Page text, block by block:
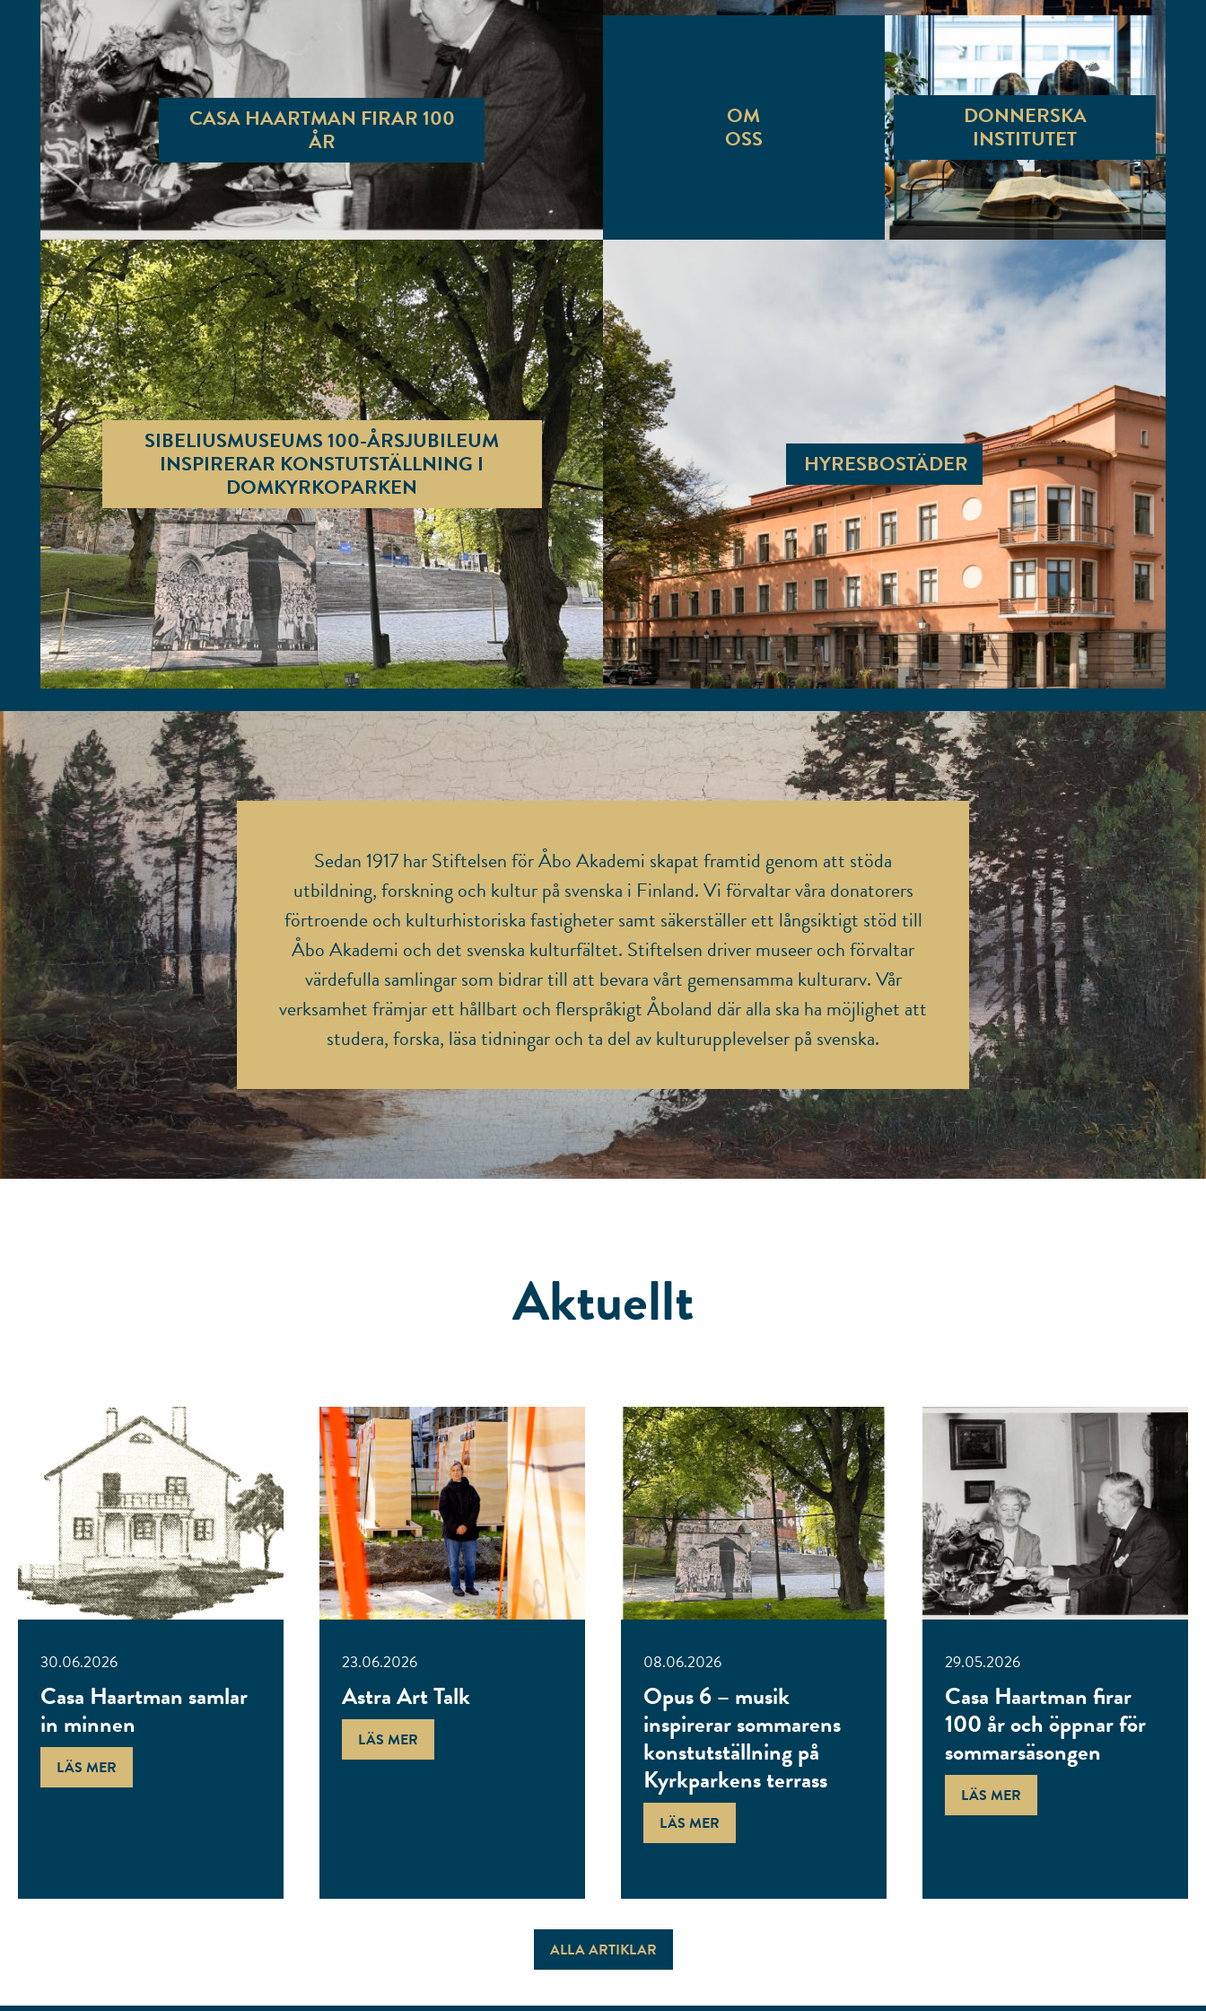
CASA HAARTMAN FIRAR 100
ÅR
OM
OSS
DONNERSKA
INSTITUTET
SIBELIUSMUSEUMS 100-ÅRSJUBILEUM
INSPIRERAR KONSTUTSTÄLLNING I
DOMKYRKOPARKEN
HYRESBOSTÄDER
Sedan 1917 har Stiftelsen för Åbo Akademi skapat framtid genom att stöda
utbildning, forskning och kultur på svenska i Finland. Vi förvaltar våra donatorers
förtroende och kulturhistoriska fastigheter samt säkerställer ett långsiktigt stöd till
Åbo Akademi och det svenska kulturfältet. Stiftelsen driver museer och förvaltar
värdefulla samlingar som bidrar till att bevara vårt gemensamma kulturarv. Vår
verksamhet främjar ett hållbart och flerspråkigt Åboland där alla ska ha möjlighet att
studera, forska, läsa tidningar och ta del av kulturupplevelser på svenska.
Aktuellt
30.06.2026
Casa Haartman samlar
in minnen
LÄS MER
23.06.2026
Astra Art Talk
LÄS MER
08.06.2026
Opus 6 – musik
inspirerar sommarens
konstutställning på
Kyrkparkens terrass
LÄS MER
29.05.2026
Casa Haartman firar
100 år och öppnar för
sommarsäsongen
LÄS MER
ALLA ARTIKLAR